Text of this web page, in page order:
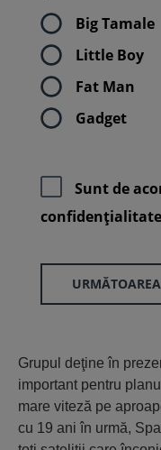
Big Tamale
Little Boy
Fat Man
Gadget
Sunt de
Grupul deţine în
important pentru
mare viteză pe
cu 19 ani în urmă,